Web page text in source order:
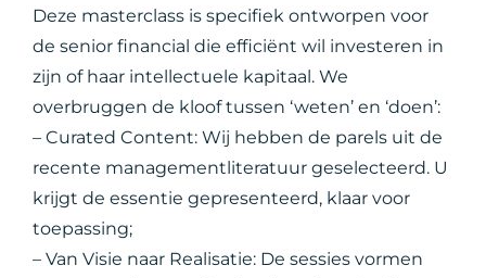
Deze masterclass is specifiek ontworpen voor
de senior financial die efficiënt wil investeren in
zijn of haar intellectuele kapitaal. We
overbruggen de kloof tussen ‘weten’ en ‘doen’:
– Curated Content: Wij hebben de parels uit de
recente managementliteratuur geselecteerd. U
krijgt de essentie gepresenteerd, klaar voor
toepassing;
– Van Visie naar Realisatie: De sessies vormen